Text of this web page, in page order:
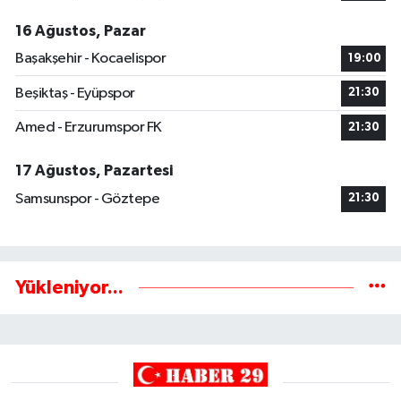
16 Ağustos, Pazar
Başakşehir - Kocaelispor
19:00
Beşiktaş - Eyüpspor 21:30
Amed - Erzurumspor FK 21:30
17 Ağustos, Pazartesi
Samsunspor - Göztepe
21:30
Yükleniyor...